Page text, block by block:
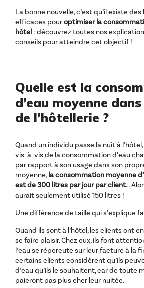
La bonne nouvelle, c’est qu’il existe
efficaces pouroptimiser la
hôtel : découvrez toutes nos
conseils pour atteindre cet objectif !
Quelle est la
d’eau moyenne
de l’hôtellerie ?
Quand un individu passe la nuit à
vis-à-vis de la consommation d’eau
par rapport à son usage dans son
moyenne,la consommation moyenne
est de 300 litres par jour par client…
aurait seulement utilisé 150 litres !
Une différence de taille qui s’explique
Quand ils sont à l’hôtel, les clients ont
se faire plaisir. Chez eux, ils font
l’eau se répercute sur leur facture à la
certains clients considèrent qu’ils
d’eau qu’ils le souhaitent, car de toute
paieront pas plus cher leur nuitée.